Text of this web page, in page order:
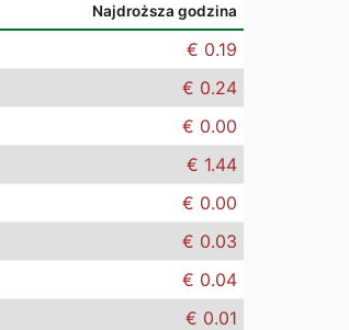
Najdroższa godzina
€ 0.19
€ 0.24
€ 0.00
€ 1.44
€ 0.00
€ 0.03
€ 0.04
€ 0.01